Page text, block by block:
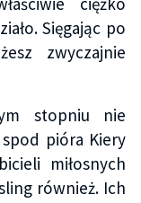
Sięgając po
zwyczajnie
stopniu nie
pióra Kiery
miłosnych
również. Ich